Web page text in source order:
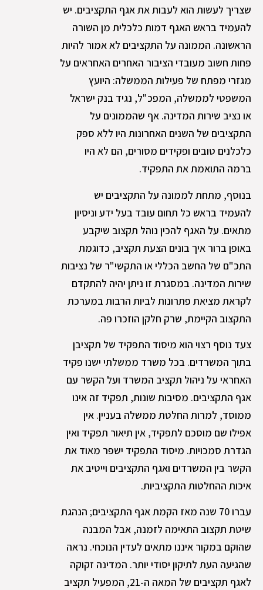
שצריך לעשות הוא לעבות את אגף התקציבים. יש
להעמיד בראש האגף דמות כלכלית מן השורה
הראשונה. הממונה על התקציבים לא אמור להיות
פחות חשוב מעובדי הציבור האחרים האחראים על
מגזרי מפתח של פעילות הממשלה: היועץ
המשפטי לממשלה, המפכ"ל, נגיד בנק ישראל
או נציב שירות המדינה. אף שהממונים על
התקציבים של השנים האחרונות היו ללא ספק
כלכלנים טובים ופקידים מסורים, הם לא היו
ברמה התואמת את התפקיד.
בנוסף, מתחת לממונה על התקציבים יש
להעמיד בראש כל תחום עובד בעל ידע וניסיון
מתאים. על האגף להכין נוהל תקצוב שיקבע
באופן ברור איך בונים הצעת תקציב, כדוגמת
התכ"ם של החשב הכללי או התקשי"ר של נציבות
שירות המדינה. במסגרת זו ניתן יהיה להתקדם
לקראת מציאת פתרונות לביות הרבות במערכת
התקצוב הקיימת, שרק חלקן הוזכרו פה.
צעד נוסף רצוי הוא מיסוד התפקיד של תקציבן
בתוך המשרדים. בכל משרד ממשלתי ישנו פקיד
האחראי על ניהול תקציב המשרד ועל הקשר עם
אגף התקציבים. מסיבות שונות, תפקיד זה אינו
ממוסד, למרות החלטת ממשלה בעניין. אין
אפילו שם מוסכם לתפקיד, אין תיאור תפקיד ואין
הגדרת סמכויות. מיסוד התפקיד ישפר מאוד את
הקשר בין המשרדים ואגף התקציבים וייטיב את
איכות ההחלטות התקציביות.
עברו 70 שנה מאז הקמת אגף התקציבים; הנהגת
שיטת תקצוב התאימה לזמנה, אבל המבנה
שהוקם במקור איננו מתאים לעדין הנוכחי. נראה
שהגיעה העת לתיקון יסודי יותר. המדינה זקוקה
לאגף תקציבים של המאה ה-21, המפעיל תקציב